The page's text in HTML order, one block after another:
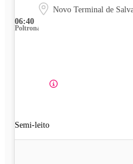
06:40
Novo Terminal de
Poltrona
Semi-leito